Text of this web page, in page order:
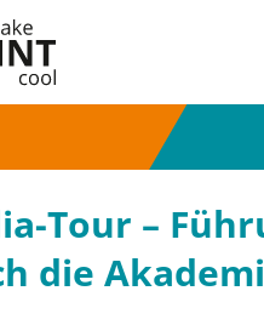
Tour –
die